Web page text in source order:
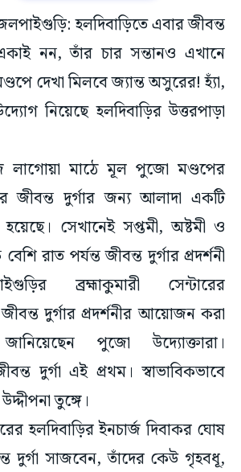
হলদিবাড়িতে এবার জীবন্ত
নন, তাঁর চার সন্তানও এখানে
দেখা মিলবে জ্যান্ত অসুরের! হ্যাঁ,
নিয়েছে হলদিবাড়ির উত্তরপাড়া
লাগোয়া মাঠে মূল পুজো মণ্ডপের
জীবন্ত দুর্গার জন্য আলাদা একটি
সেখানেই সপ্তমী, অষ্টমী ও
রাত পর্যন্ত জীবন্ত দুর্গার প্রদর্শনী
ব্রহ্মাকুমারী সেন্টারের
দুর্গার প্রদর্শনীর আয়োজন করা
পুজো উদ্যোক্তারা।
দুর্গা এই প্রথম। স্বাভাবিকভাবে
তুঙ্গে।
হলদিবাড়ির ইনচার্জ দিবাকর ঘোষ
দুর্গা সাজবেন, তাঁদের কেউ গৃহবধূ,